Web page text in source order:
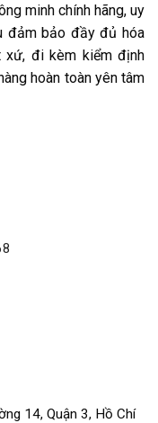
minh chính hãng, uy
đảm bảo đầy đủ hóa
xứ, đi kèm kiểm định
hoàn toàn yên tâm
14, Quận 3, Hồ Chí